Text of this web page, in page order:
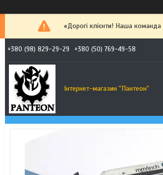
«Дорогі клієнти! Наша
+380 (98) 829-29-29 +380 (50) 769-49-58
Інтернет-магазин "Пантеон"